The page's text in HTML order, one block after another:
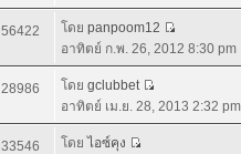
56422 โดย panpoom12
อาทิตย์ ก.พ. 26, 2012 8:30 pm
28986 โดย gclubbet
อาทิตย์ เม.ย. 28, 2013 2:32 pm
33546 โดย ไอซ์คุง